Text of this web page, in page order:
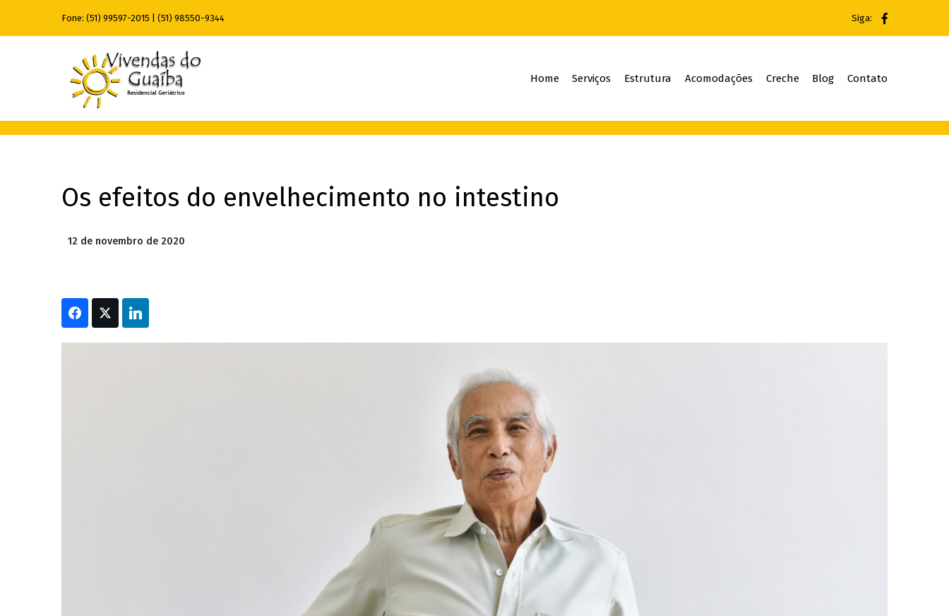
Fone: (51) 99597-2015 (51) 98550-9344 Siga:
Home Serviços Estrutura Acomodações Creche Blog Contato
Os efeitos do envelhecimento no intestino
12 de novembro de 2020